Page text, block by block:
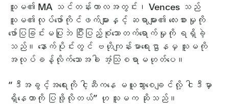
သူမ၏ MA သင်တန်းကာလအတွင်း၊ Vences သည်
သူမ၏လုပ်ဖော်ကိုင်ဖက်များနှင့် ဆရာများ၏ လေးစားမှုကို
ဖော်ပြခြင်းမပြုဘဲ ပြီးပြည့်စုံသောတက်ရောက်မှုကို ရရှိခဲ့
သည်။ နောက်ပိုင်းတွင် ဗဟိုကျန်းမာရေးဌာနမှ သူမကို
အလုပ်ခန့်လိုက်သောအခါ အံ့သြစရာမဟုတ်ပေ။
“ဒီအခွင့်အရေးကို ငါ့ဆီကနေ မယူသွားစေချင်လို့ ငါဒီမှာ
ရှိနေတာကို ပြဖို့လိုတယ်” ဟု သူမက ဆိုသည်။